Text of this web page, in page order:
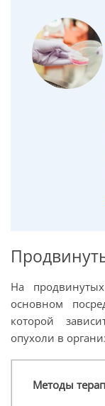
На
основном
которой
опухоли в
Методы